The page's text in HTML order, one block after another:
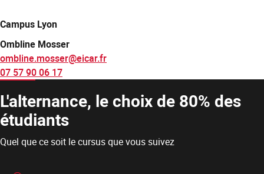
Campus Lyon
Ombline Mosser
ombline.mosser@eicar.fr
07 57 90 06 17
L'alternance, le choix de 80% des
étudiants
Quel que ce soit le cursus que vous suivez